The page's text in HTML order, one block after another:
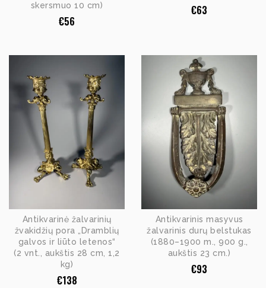
skersmuo 10 cm)
€56
€63
Antikvarinė žalvarinių
žvakidžių pora „Dramblių
galvos ir liūto letenos“
(2 vnt., aukštis 28 cm, 1,2
kg)
€138
Antikvarinis masyvus
žalvarinis durų belstukas
(1880–1900 m., 900 g.,
aukštis 23 cm.)
€93